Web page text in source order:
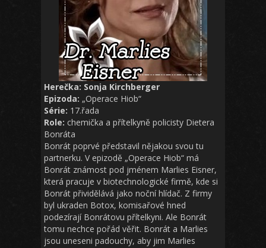
Herečka: Sonja Kirchberger
Epizoda: „Operace Hiob“
Série: 17.řada
Role: chemička a přítelkyně policisty Dietera
Bonráta
Bonrát poprvé představil nějakou svou tu
partnerku. V epizodě „Operace Hiob“ má
Bonrát známost pod jménem Marlies Eisner,
která pracuje v biotechnologické firmě, kde si
Bonrát přividělává jako noční hlídač. Z firmy
byl ukraden Botox, komisařové hned
podezírají Bonrátovu přítelkyni. Ale Bonrát
tomu nechce pořád věřit. Bonrát a Marlies
jsou uneseni padouchy, aby jim Marlies